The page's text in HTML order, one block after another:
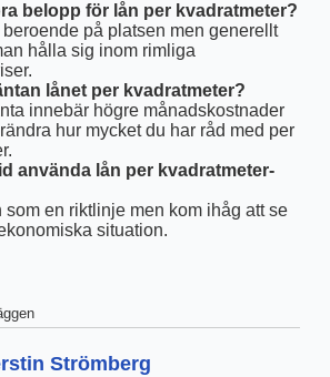
belopp för lån per kvadratmeter?
beroende på platsen men generellt
hålla sig inom rimliga
lånet per kvadratmeter?
innebär högre månadskostnader
hur mycket du har råd med per
använda lån per kvadratmeter-
som en riktlinje men kom ihåg att se
situation.
Strömberg